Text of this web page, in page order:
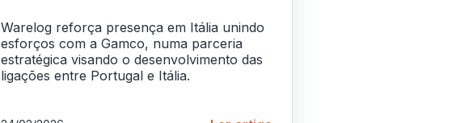
Warelog reforça presença em Itália unindo
esforços com a Gamco, numa parceria
estratégica visando o desenvolvimento das
ligações entre Portugal e Itália.